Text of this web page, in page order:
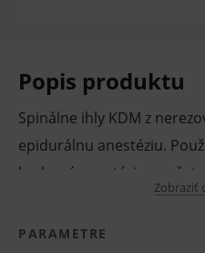
Popis produktu
Spinálne ihly KDM z
epidurálnu anestéziu.
bedrovú anestéziu a
Spinálne ihly.
Zobraziť
PARAMETRE